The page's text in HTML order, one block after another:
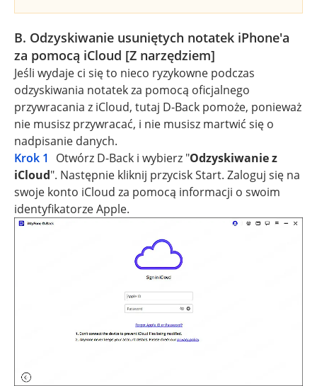
B. Odzyskiwanie usuniętych notatek iPhone'a
za pomocą iCloud [Z narzędziem]
Jeśli wydaje ci się to nieco ryzykowne podczas
odzyskiwania notatek za pomocą oficjalnego
przywracania z iCloud, tutaj D-Back pomoże, ponieważ
nie musisz przywracać, i nie musisz martwić się o
nadpisanie danych.
Krok 1 Otwórz D-Back i wybierz "Odzyskiwanie z
iCloud". Następnie kliknij przycisk Start. Zaloguj się na
swoje konto iCloud za pomocą informacji o swoim
identyfikatorze Apple.